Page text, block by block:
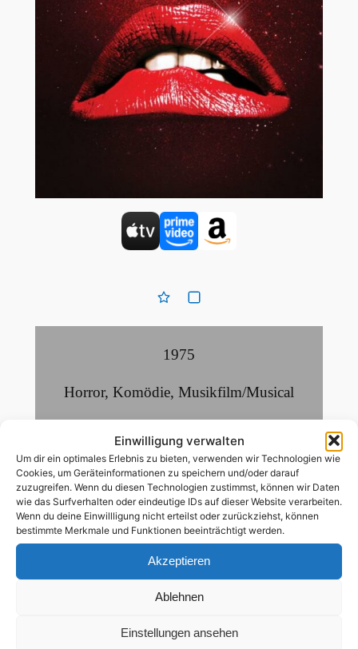
Einwilligung verwalten
Um dir ein optimales Erlebnis zu bieten, verwenden wir Technologien wie
Cookies, um Geräteinformationen zu speichern und/oder darauf
zuzugreifen. Wenn du diesen Technologien zustimmst, können wir Daten
wie das Surfverhalten oder eindeutige IDs auf dieser Website verarbeiten.
Wenn du deine Einwillligung nicht erteilst oder zurückziehst, können
bestimmte Merkmale und Funktionen beeinträchtigt werden.
Akzeptieren
Ablehnen
Einstellungen ansehen
1975
Horror, Komödie, Musikfilm/Musical
99 Min
englisch,mit dt. Untertiteln
ab 12 Jahren
bisexuelle Hauptrolle,tiq+ Hauptrolle
Let’s do the time warp again! Erleben Sie das